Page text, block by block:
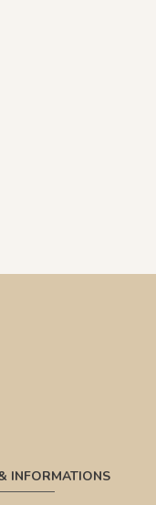
INFORMATIONS